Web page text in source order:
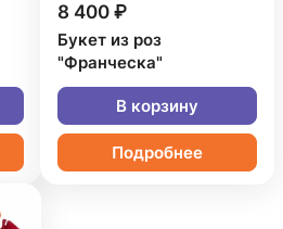
8 400 ₽
Букет из роз
"Франческа"
В корзину
Подробнее